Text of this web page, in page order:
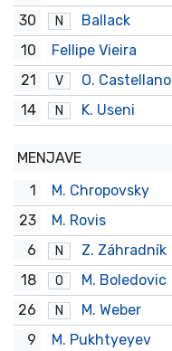
30 N Ballack
10 Fellipe Vieira
21 V
O. Castellano
14
N K. Useni
MENJAVE
1
M. Chropovsky
23
M. Rovis
6
N Z. Záhradník
18 O M. Boledovic
26 N M. Weber
9 M. Pukhtyeyev